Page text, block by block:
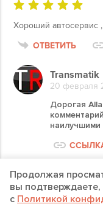
АВТОСЕРВИСЫ
Хороший автосервис
ОТВЕТИТЬ
Transmatik
20 февраля
Дорогая
наилучшими
Продолжая
вы подтверждаете,
c Политикой